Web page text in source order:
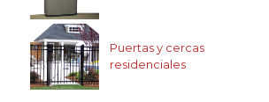
Puertas y cercas
residenciales